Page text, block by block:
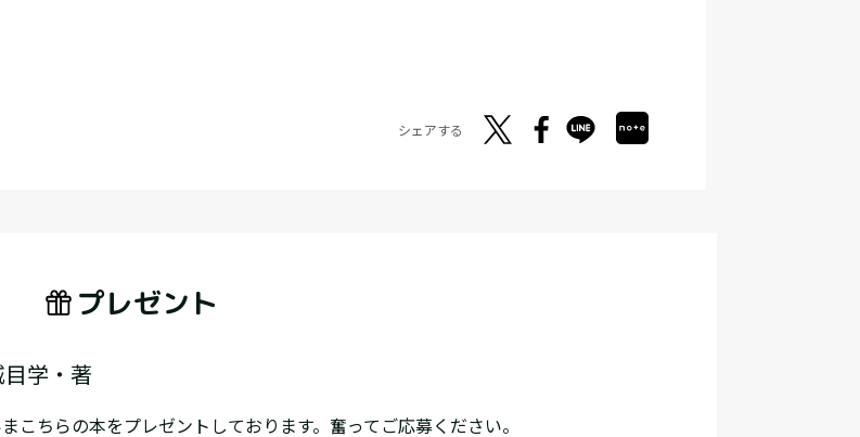
シェアする
プレゼント
学・著
こちらの本をプレゼントしております。奮ってご応募ください。